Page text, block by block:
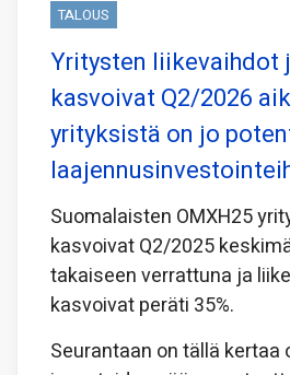
TALOUS
Yritysten liikevaihdot
kasvoivat Q2/2026
yrityksistä on jo
Suomalaisten OMXH25
kasvoivat Q2/2025
takaiseen verrattuna ja
kasvoivat peräti 35%.
Seurantaan on tällä kertaa